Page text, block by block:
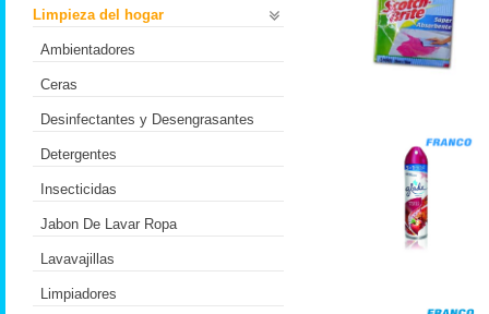
Limpieza del hogar
Ambientadores
Ceras
Desinfectantes y Desengrasantes
Detergentes
Insecticidas
Jabon De Lavar Ropa
Lavavajillas
Limpiadores